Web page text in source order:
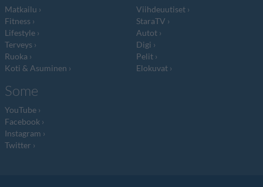
Matkailu
Fitness
Lifestyle
Terveys
Ruoka
Koti & Asuminen
Viihdeuutiset
StaraTV
Autot
Digi
Pelit
Elokuvat
Some
YouTube
Facebook
Instagram
Twitter